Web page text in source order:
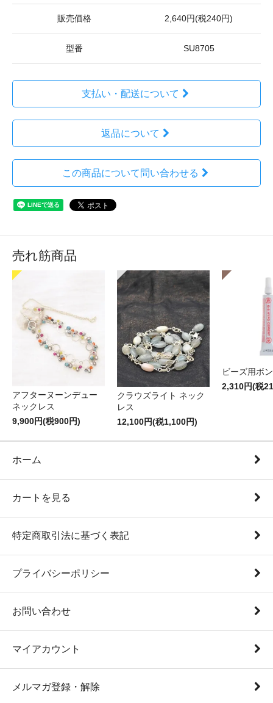
販売価格 2,640円(税240円)
型番 SU8705
支払い・配送について
返品について
この商品について問い合わせる
売れ筋商品
アフターヌーンデュー
ネックレス
9,900円(税900円)
クラウズライト ネック
レス
12,100円(税1,100円)
ビーズ用ボ
2,310円(税
ホーム
カートを見る
特定商取引法に基づく表記
プライバシーポリシー
お問い合わせ
マイアカウント
メルマガ登録・解除